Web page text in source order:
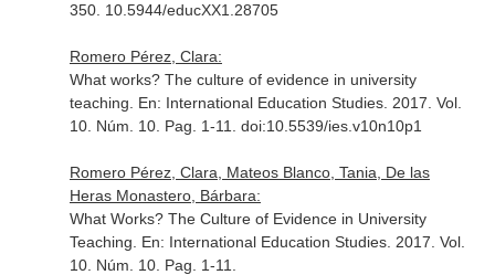
350. 10.5944/educXX1.28705
Romero Pérez, Clara:
What works? The culture of evidence in university
teaching. En: International Education Studies. 2017. Vol.
10. Núm. 10. Pag. 1-11. doi:10.5539/ies.v10n10p1
Romero Pérez, Clara, Mateos Blanco, Tania, De las
Heras Monastero, Bárbara:
What Works? The Culture of Evidence in University
Teaching. En: International Education Studies. 2017. Vol.
10. Núm. 10. Pag. 1-11.